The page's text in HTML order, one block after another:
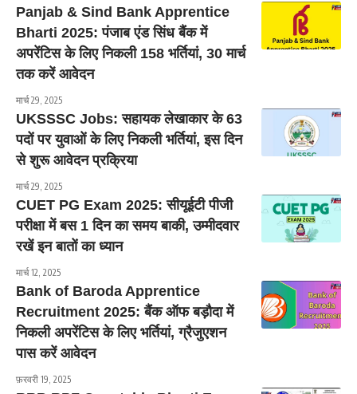
Panjab & Sind Bank Apprentice
Bharti 2025: पंजाब एंड सिंध बैंक में
अपरेंटिस के लिए निकली 158 भर्तियां, 30 मार्च
तक करें आवेदन
मार्च 29, 2025
UKSSSC Jobs: सहायक लेखाकार के 63
पदों पर युवाओं के लिए निकली भर्तियां, इस दिन
से शुरू आवेदन प्रक्रिया
मार्च 29, 2025
CUET PG Exam 2025: सीयूईटी पीजी
परीक्षा में बस 1 दिन का समय बाकी, उम्मीदवार
रखें इन बातों का ध्यान
मार्च 12, 2025
Bank of Baroda Apprentice
Recruitment 2025: बैंक ऑफ बड़ौदा में
निकली अपरेंटिस के लिए भर्तियां, ग्रैजुएशन
पास करें आवेदन
फ़रवरी 19, 2025